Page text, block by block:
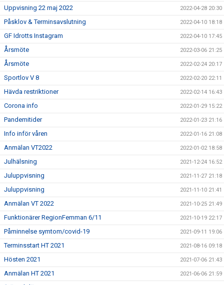
Uppvisning 22 maj 2022 2022-04-28 20:30
Påsklov & Terminsavslutning 2022-04-10 18:18
GF Idrotts Instagram 2022-04-10 17:45
Årsmöte 2022-03-06 21:25
Årsmöte 2022-02-24 20:17
Sportlov V 8 2022-02-20 22:11
Hävda restriktioner 2022-02-14 16:43
Corona info 2022-01-29 15:22
Pandemitider 2022-01-23 21:16
Info inför våren 2022-01-16 21:08
Anmälan VT2022 2022-01-02 18:58
Julhälsning 2021-12-24 16:52
Juluppvisning 2021-11-27 21:18
Juluppvisning 2021-11-10 21:41
Anmälan VT 2022 2021-10-25 21:49
Funktionärer RegionFemman 6/11 2021-10-19 22:17
Påminnelse symtom/covid-19 2021-09-11 19:06
Terminsstart HT 2021 2021-08-16 09:18
Hösten 2021 2021-07-06 21:43
Anmälan HT 2021 2021-06-06 21:59